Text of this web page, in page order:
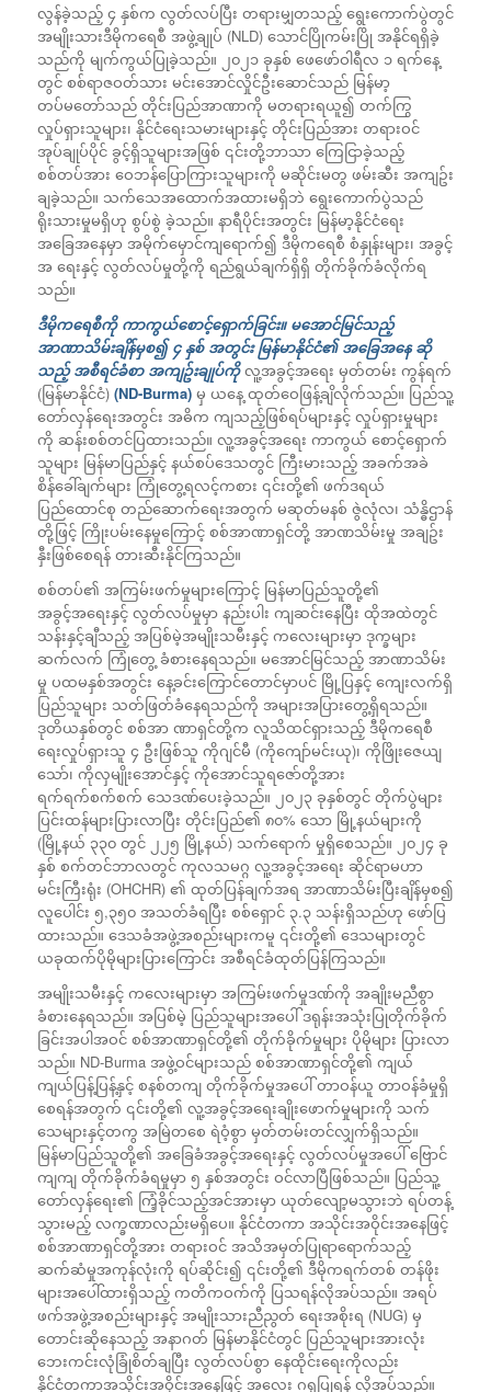
လွန်ခဲ့သည့် ၄ နှစ်က လွတ်လပ်ပြီး တရားမျှတသည့် ရွေးကောက်ပွဲတွင်
အမျိုးသားဒီမိုကရေစီ အဖွဲ့ချုပ် (NLD) သောင်ပြိုကမ်းပြို အနိုင်ရရှိခဲ့
သည်ကို မျက်ကွယ်ပြုခဲ့သည်။ ၂၀၂၁ ခုနှစ် ဖေဖော်ဝါရီလ ၁ ရက်နေ့
တွင် စစ်ရာဇဝတ်သား မင်းအောင်လှိုင်ဦးဆောင်သည် မြန်မာ့
တပ်မတော်သည် တိုင်းပြည်အာဏာကို မတရားရယူ၍ တက်ကြွ
လှုပ်ရှားသူများ၊ နိုင်ငံရေးသမားများနှင့် တိုင်းပြည်အား တရားဝင်
အုပ်ချုပ်ပိုင် ခွင့်ရှိသူများအဖြစ် ၎င်းတို့ဘာသာ ကြေငြာခဲ့သည့်
စစ်တပ်အား ဝေဘန်ပြောကြားသူများကို မဆိုင်းမတွ ဖမ်းဆီး အကျဥ်း
ချခဲ့သည်။ သက်သေအထောက်အထားမရှိဘဲ ရွေးကောက်ပွဲသည်
ရိုးသားမှုမရှိဟု စွပ်စွဲ ခဲ့သည်။ နာရီပိုင်းအတွင်း မြန်မာ့နိုင်ငံရေး
အခြေအနေမှာ အမိုက်မှောင်ကျရောက်၍ ဒီမိုကရေစီ စံနှုန်းများ၊ အခွင့်
အ ရေးနှင့် လွတ်လပ်မှုတို့ကို ရည်ရွယ်ချက်ရှိရှိ တိုက်ခိုက်ခံလိုက်ရ
သည်။
ဒီမိုကရေစီကို ကာကွယ်စောင့်ရှောက်ခြင်း။ မအောင်မြင်သည့်
အာဏာသိမ်းချိန်မှစ၍ ၄ နှစ် အတွင်း မြန်မာနိုင်ငံ၏ အခြေအနေ ဆို
သည့် အစီရင်ခံစာ အကျဥ်းချုပ်ကို လူ့အခွင့်အရေး မှတ်တမ်း ကွန်ရက်
(မြန်မာနိုင်ငံ) (ND-Burma) မှ ယနေ့ ထုတ်ဝေဖြန့်ချိလိုက်သည်။ ပြည်သူ့
တော်လှန်ရေးအတွင်း အဓိက ကျသည့်ဖြစ်ရပ်များနှင့် လှုပ်ရှားမှုများ
ကို ဆန်းစစ်တင်ပြထားသည်။ လူ့အခွင့်အရေး ကာကွယ် စောင့်ရှောက်
သူများ မြန်မာပြည်နှင့် နယ်စပ်ဒေသတွင် ကြီးမားသည့် အခက်အခဲ
စိန်ခေါ်ချက်များ ကြုံတွေ့ရလင့်ကစား ၎င်းတို့၏ ဖက်ဒရယ်
ပြည်ထောင်စု တည်ဆောက်ရေးအတွက် မဆုတ်မနစ် ဇွဲလုံလ၊ သံန္ဓိဌာန်
တို့ဖြင့် ကြိုးပမ်းနေမှုကြောင့် စစ်အာဏာရှင်တို့ အာဏသိမ်းမှု အချဥ်း
နှီးဖြစ်စေရန် တားဆီးနိုင်ကြသည်။
စစ်တပ်၏ အကြမ်းဖက်မှုများကြောင့် မြန်မာပြည်သူတို့၏
အခွင့်အရေးနှင့် လွတ်လပ်မှုမှာ နည်းပါး ကျဆင်းနေပြီး ထိုအထဲတွင်
သန်းနှင့်ချီသည့် အပြစ်မဲ့အမျိုးသမီးနှင့် ကလေးများမှာ ဒုက္ခများ
ဆက်လက် ကြုံတွေ့ ခံစားနေရသည်။ မအောင်မြင်သည့် အာဏာသိမ်း
မှု ပထမနှစ်အတွင်း နေ့ခင်းကြောင်တောင်မှာပင် မြို့ပြနှင့် ကျေးလက်ရှိ
ပြည်သူများ သတ်ဖြတ်ခံနေရသည်ကို အများအပြားတွေ့ရှိရသည်။
ဒုတိယနှစ်တွင် စစ်အာ ဏာရှင်တို့က လူသိထင်ရှားသည့် ဒီမိုကရေစီ
ရေးလှုပ်ရှားသူ ၄ ဦးဖြစ်သူ ကိုဂျင်မီ (ကိုကျော်မင်းယု)၊ ကိုဖြိုးဇေယျ
သော်၊ ကိုလှမျိုးအောင်နှင့် ကိုအောင်သူရဇော်တို့အား
ရက်ရက်စက်စက် သေဒဏ်ပေးခဲ့သည်။ ၂၀၂၃ ခုနှစ်တွင် တိုက်ပွဲများ
ပြင်းထန်များပြားလာပြီး တိုင်းပြည်၏ ၈၀% သော မြို့နယ်များကို
(မြို့နယ် ၃၃၀ တွင် ၂၂၅ မြို့နယ်) သက်ရောက် မှုရှိစေသည်။ ၂၀၂၄ ခု
နှစ် စက်တင်ဘာလတွင် ကုလသမဂ္ဂ လူ့အခွင့်အရေး ဆိုင်ရာမဟာ
မင်းကြီးရုံး (OHCHR) ၏ ထုတ်ပြန်ချက်အရ အာဏာသိမ်းပြီးချိန်မှစ၍
လူပေါင်း ၅,၃၅၀ အသတ်ခံရပြီး စစ်ရှောင် ၃.၃ သန်းရှိသည်ဟု ဖော်ပြ
ထားသည်။ ဒေသခံအဖွဲ့အစည်းများကမူ ၎င်းတို့၏ ဒေသများတွင်
ယခုထက်ပိုမိုများပြားကြောင်း အစီရင်ခံထုတ်ပြန်ကြသည်။
အမျိုးသမီးနှင့် ကလေးများမှာ အကြမ်းဖက်မှုဒဏ်ကို အချိုးမညီစွာ
ခံစားနေရသည်။ အပြစ်မဲ့ ပြည်သူများအပေါ် ဒရုန်းအသုံးပြုတိုက်ခိုက်
ခြင်းအပါအဝင် စစ်အာဏာရှင်တို့၏ တိုက်ခိုက်မှုများ ပိုမိုများ ပြားလာ
သည်။ ND-Burma အဖွဲ့ဝင်များသည် စစ်အာဏာရှင်တို့၏ ကျယ်
ကျယ်ပြန့်ပြန့်နှင့် စနစ်တကျ တိုက်ခိုက်မှုအပေါ် တာဝန်ယူ တာဝန်ခံမှုရှိ
စေရန်အတွက် ၎င်းတို့၏ လူ့အခွင့်အရေးချိုးဖောက်မှုများကို သက်
သေများနှင့်တကွ အမြဲတစေ ရဲဝံ့စွာ မှတ်တမ်းတင်လျှက်ရှိသည်။
မြန်မာပြည်သူတို့၏ အခြေခံအခွင့်အရေးနှင့် လွတ်လပ်မှုအပေါ် ဗြောင်
ကျကျ တိုက်ခိုက်ခံရမှုမှာ ၅ နှစ်အတွင်း ဝင်လာပြီဖြစ်သည်။ ပြည်သူ့
တော်လှန်ရေး၏ ကြံ့ခိုင်သည့်အင်အားမှာ ယုတ်လျော့မသွားဘဲ ရပ်တန့်
သွားမည့် လက္ခဏာလည်းမရှိပေ။ နိုင်ငံတကာ အသိုင်းအဝိုင်းအနေဖြင့်
စစ်အာဏာရှင်တို့အား တရားဝင် အသိအမှတ်ပြုရာရောက်သည့်
ဆက်ဆံမှုအကုန်လုံးကို ရပ်ဆိုင်း၍ ၎င်းတို့၏ ဒီမိုကရက်တစ် တန်ဖိုး
များအပေါ်ထားရှိသည့် ကတိကဝက်ကို ပြသရန်လိုအပ်သည်။ အရပ်
ဖက်အဖွဲ့အစည်းများနှင့် အမျိုးသားညီညွတ် ရေးအစိုးရ (NUG) မှ
တောင်းဆိုနေသည့် အနာဂတ် မြန်မာနိုင်ငံတွင် ပြည်သူများအားလုံး
ဘေးကင်းလုံခြုံစိတ်ချပြီး လွတ်လပ်စွာ နေထိုင်းရေးကိုလည်း
နိုင်ငံတကာအသိုင်းအဝိုင်းအနေဖြင့် အလေး ဂရုပြုရန် လိုအပ်သည်။